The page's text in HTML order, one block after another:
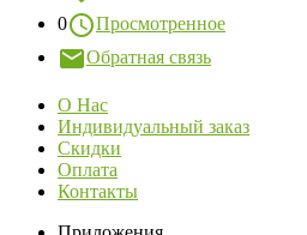
0
Просмотренное
Обратная связь
О Нас
Индивидуальный заказ
Скидки
Оплата
Контакты